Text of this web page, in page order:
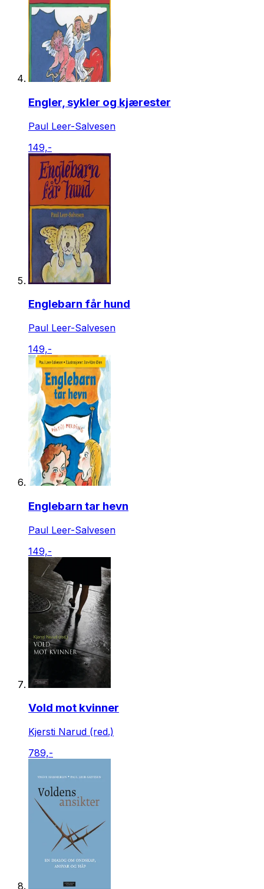
Engler, sykler og kjærester
Paul Leer-Salvesen
149,-
Englebarn får hund
Paul Leer-Salvesen
149,-
Englebarn tar hevn
Paul Leer-Salvesen
149,-
Vold mot kvinner
Kjersti Narud (red.)
789,-